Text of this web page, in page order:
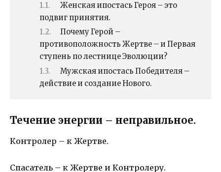
Женская ипостась Героя – это
подвиг принятия.
Почему Герой –
противоположность Жертве – и Первая
ступень по лестнице Эволюции?
Мужская ипостась Победителя –
действие и создание Нового.
Течение энергии – неправильное.
Контролер – к Жертве.
Спасатель – к Жертве и Контролеру.